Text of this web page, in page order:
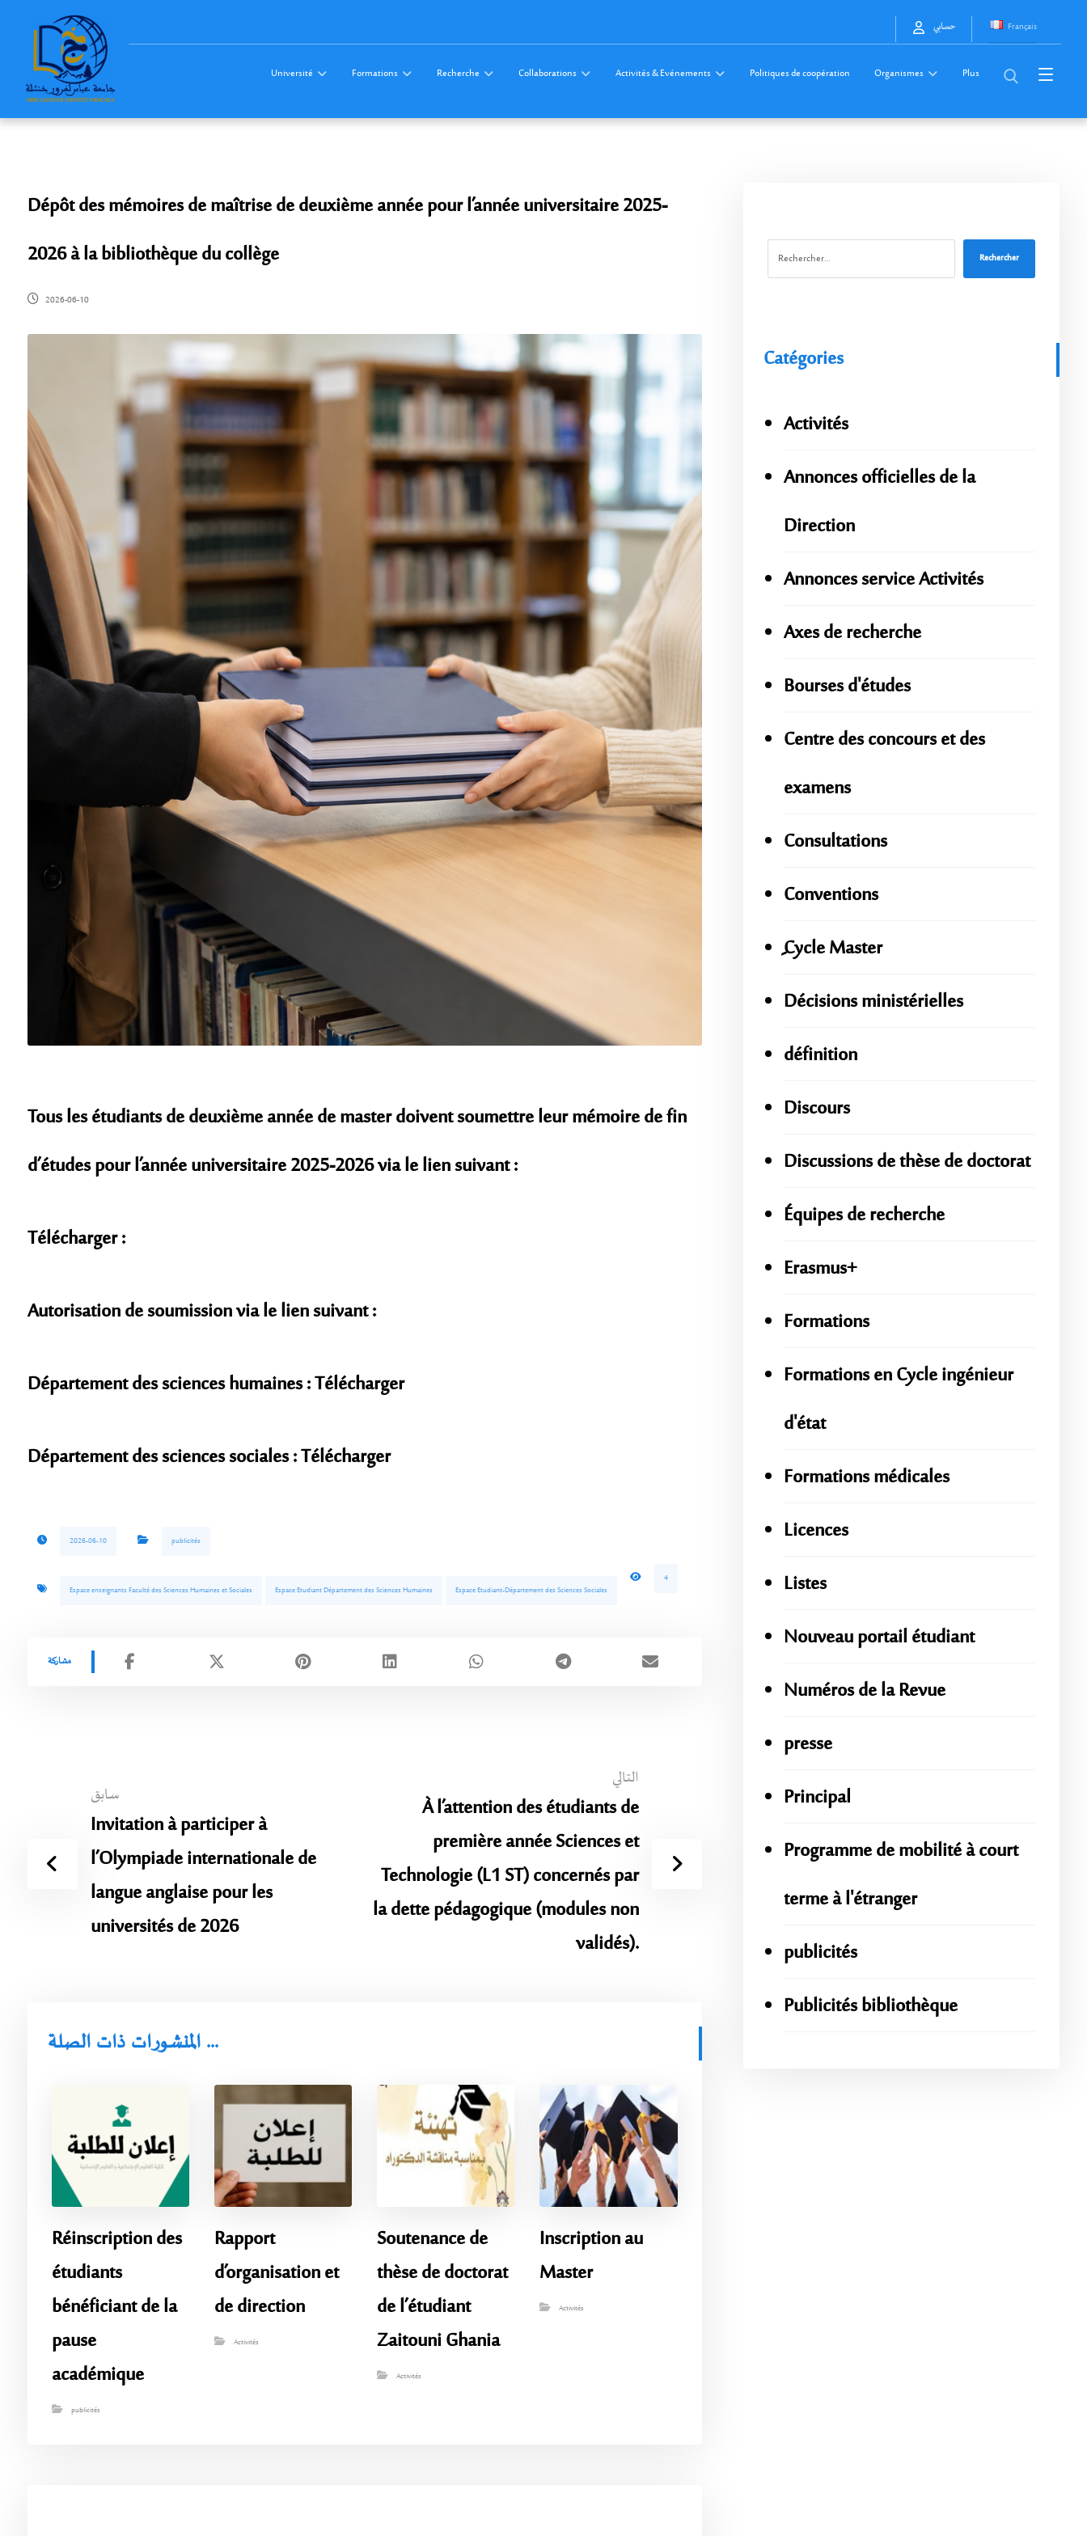
Français حسابي
Université Formations Recherche Collaborations Activités & Evénements Politiques de coopération Organismes Plus
Dépôt des mémoires de maîtrise de deuxième année pour l’année universitaire 2025-
2026 à la bibliothèque du collège
2026-06-10
Tous les étudiants de deuxième année de master doivent soumettre leur mémoire de fin
d’études pour l’année universitaire 2025-2026 via le lien suivant :
Télécharger:
Autorisation de soumission via le lien suivant :
Département des sciences humaines : Télécharger
Département des sciences sociales : Télécharger
2026-06-10 publicités
Espace enseignants Faculté des Sciences Humaines et Sociales Espace Etudiant Département des Sciences Humaines Espace Etudiant-Département des Sciences Sociales
4
سابق
Invitation à participer à
l’Olympiade internationale de
langue anglaise pour les
universités de 2026
التالي
À l’attention des étudiants de
première année Sciences et
Technologie (L1 ST) concernés par
la dette pédagogique (modules non
validés).
المنشورات ذات الصلة ...
Réinscription des
étudiants
bénéficiant de la
pause
académique
publicités
Rapport
d’organisation et
de direction
Activités
Soutenance de
thèse de doctorat
de l’étudiant
Zaitouni Ghania
Activités
Inscription au
Master
Activités
Rechercher
Catégories
Activités
Annonces officielles de la
Direction
Annonces service Activités
Axes de recherche
Bourses d'études
Centre des concours et des
examens
Consultations
Conventions
ِِِCycle Master
Décisions ministérielles
définition
Discours
Discussions de thèse de doctorat
Équipes de recherche
Erasmus+
Formations
Formations en Cycle ingénieur
d'état
Formations médicales
Licences
Listes
Nouveau portail étudiant
Numéros de la Revue
presse
Principal
Programme de mobilité à court
terme à l'étranger
publicités
Publicités bibliothèque